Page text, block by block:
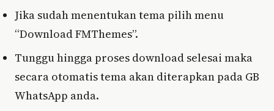
Jika sudah menentukan tema pilih menu
“Download FMThemes”.
Tunggu hingga proses download selesai maka
secara otomatis tema akan diterapkan pada GB
WhatsApp anda.